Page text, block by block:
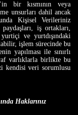
bir kısmının veya
unsurları dahil ancak
Kişisel Verileriniz
iş ortakları,
ve yurtdışındaki
işlem sürecinde bu
yapılması ile sınırlı
varlıklarla birlikte bu
kendisi veri sorumlusu
Haklarınız